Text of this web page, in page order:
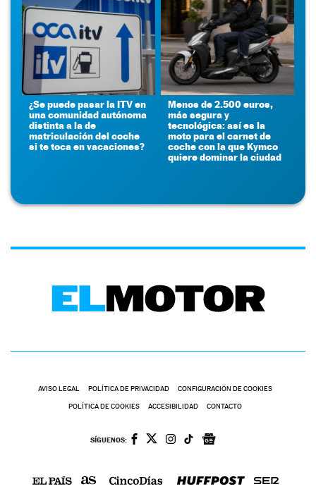
¿Se puede pasar la ITV en
una comunidad autónoma
distinta a la de
matriculación del coche
si te toca en vacaciones?
Menos de 2.500 euros,
más segura y
tecnológica: así es la
moto para el carnet de
coche con la que Kymco
quiere dominar la ciudad
AVISO LEGAL POLÍTICA DE PRIVACIDAD CONFIGURACIÓN DE COOKIES
POLÍTICA DE COOKIES ACCESIBILIDAD CONTACTO
SÍGUENOS: